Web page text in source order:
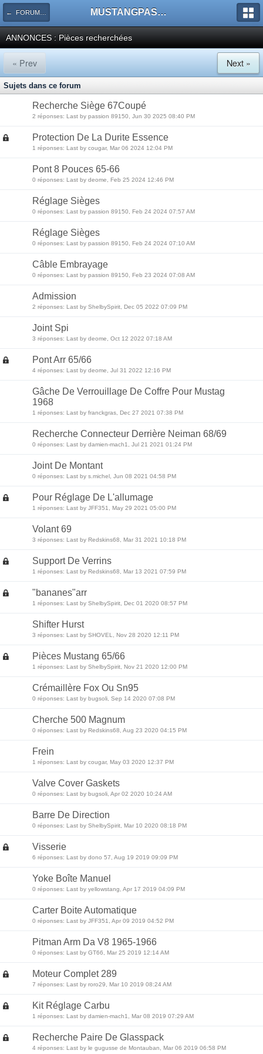
← FORUMS PETITES ANNONCES MUSTANGPASSION
ANNONCES : Pièces recherchées
« Prev Next »
Sujets dans ce forum
Recherche Siège 67Coupé
2 réponses: Last by passion 89150, Jun 30 2025 08:40 PM
Protection De La Durite Essence
1 réponses: Last by cougar, Mar 06 2024 12:04 PM
Pont 8 Pouces 65-66
0 réponses: Last by deome, Feb 25 2024 12:46 PM
Réglage Sièges
0 réponses: Last by passion 89150, Feb 24 2024 07:57 AM
Réglage Sièges
0 réponses: Last by passion 89150, Feb 24 2024 07:10 AM
Câble Embrayage
0 réponses: Last by passion 89150, Feb 23 2024 07:08 AM
Admission
2 réponses: Last by ShelbySpirit, Dec 05 2022 07:09 PM
Joint Spi
3 réponses: Last by deome, Oct 12 2022 07:18 AM
Pont Arr 65/66
4 réponses: Last by deome, Jul 31 2022 12:16 PM
Gâche De Verrouillage De Coffre Pour Mustag
1968
1 réponses: Last by franckgras, Dec 27 2021 07:38 PM
Recherche Connecteur Derrière Neiman 68/69
0 réponses: Last by damien-mach1, Jul 21 2021 01:24 PM
Joint De Montant
0 réponses: Last by s.michel, Jun 08 2021 04:58 PM
Pour Réglage De L'allumage
1 réponses: Last by JFF351, May 29 2021 05:00 PM
Volant 69
3 réponses: Last by Redskins68, Mar 31 2021 10:18 PM
Support De Verrins
1 réponses: Last by Redskins68, Mar 13 2021 07:59 PM
"bananes"arr
1 réponses: Last by ShelbySpirit, Dec 01 2020 08:57 PM
Shifter Hurst
3 réponses: Last by SHOVEL, Nov 28 2020 12:11 PM
Pièces Mustang 65/66
1 réponses: Last by ShelbySpirit, Nov 21 2020 12:00 PM
Crémaillère Fox Ou Sn95
0 réponses: Last by bugsoli, Sep 14 2020 07:08 PM
Cherche 500 Magnum
0 réponses: Last by Redskins68, Aug 23 2020 04:15 PM
Frein
1 réponses: Last by cougar, May 03 2020 12:37 PM
Valve Cover Gaskets
0 réponses: Last by bugsoli, Apr 02 2020 10:24 AM
Barre De Direction
0 réponses: Last by ShelbySpirit, Mar 10 2020 08:18 PM
Visserie
6 réponses: Last by dono 57, Aug 19 2019 09:09 PM
Yoke Boîte Manuel
0 réponses: Last by yellowstang, Apr 17 2019 04:09 PM
Carter Boite Automatique
0 réponses: Last by JFF351, Apr 09 2019 04:52 PM
Pitman Arm Da V8 1965-1966
0 réponses: Last by GT66, Mar 25 2019 12:14 AM
Moteur Complet 289
7 réponses: Last by roro29, Mar 10 2019 08:24 AM
Kit Réglage Carbu
1 réponses: Last by damien-mach1, Mar 08 2019 07:29 AM
Recherche Paire De Glasspack
4 réponses: Last by le gugusse de Montauban, Mar 06 2019 06:58 PM